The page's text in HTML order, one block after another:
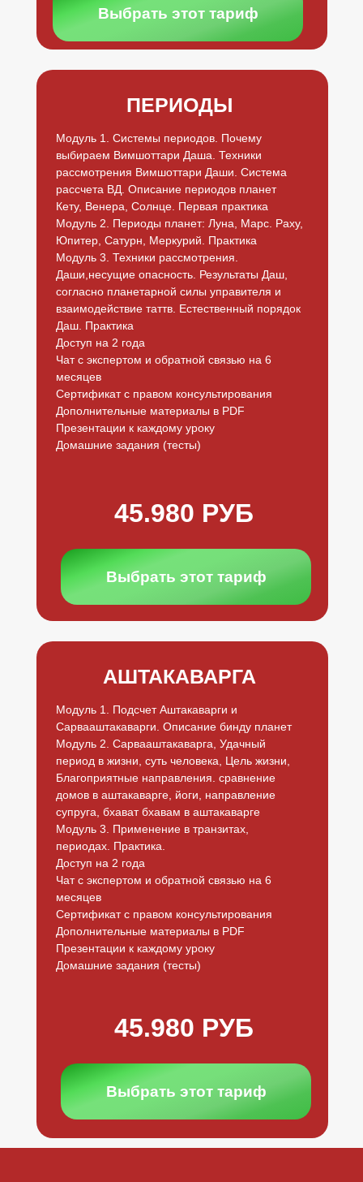
Модуль 1. Подсчет Аштакаварги и
Сарвааштакаварги. Описание бинду планет
Модуль 2. Сарвааштакаварга, Удачный
период в жизни, суть человека, Цель жизни,
Благоприятные направления. сравнение
домов в аштакаварге, йоги, направление
супруга, бхават бхавам в аштакаварге
Модуль 3. Применение в транзитах,
периодах. Практика.
Доступ на 2 года
Чат с экспертом и обратной связью на 6
месяцев
Сертификат с правом консультирования
Дополнительные материалы в PDF
Презентации к каждому уроку
Домашние задания (тесты)
45.980 РУБ
АШТАКАВАРГА
Выбрать этот тариф
Модуль 1. Системы периодов. Почему
выбираем Вимшоттари Даша. Техники
рассмотрения Вимшоттари Даши. Система
рассчета ВД. Описание периодов планет
Кету, Венера, Солнце. Первая практика
Модуль 2. Периоды планет: Луна, Марс. Раху,
Юпитер, Сатурн, Меркурий. Практика
Модуль 3. Техники рассмотрения.
Даши,несущие опасность. Результаты Даш,
согласно планетарной силы управителя и
взаимодействие таттв. Естественный порядок
Даш. Практика
Доступ на 2 года
Чат с экспертом и обратной связью на 6
месяцев
Сертификат с правом консультирования
Дополнительные материалы в PDF
Презентации к каждому уроку
Домашние задания (тесты)
45.980 РУБ
ПЕРИОДЫ
Выбрать этот тариф
Выбрать этот тариф
ДОГОВОР ОФЕРТА
ПОЛИТИКА В ОТНОШЕНИИ ОБРАБОТКИ
ПЕРСОНАЛЬНЫХ ДАННЫХ
ИП Литвинова Елена Александровна
ИНН 213005034402
school@litvinova-astrolog.ru
СОГЛАСИЕ С ПОЛИТИКОЙ ОБРАБОТКИ
ПЕРСОНАЛЬНЫХ ДАННЫХ
ОБ ОБРАЗОВАТЕЛЬНОЙ ОРГАНИЗАЦИИ